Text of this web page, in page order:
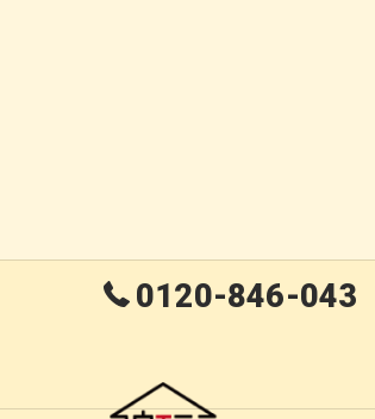
0120-846-043